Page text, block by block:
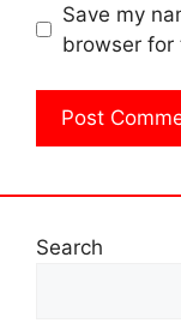
Save my
browser for
Search